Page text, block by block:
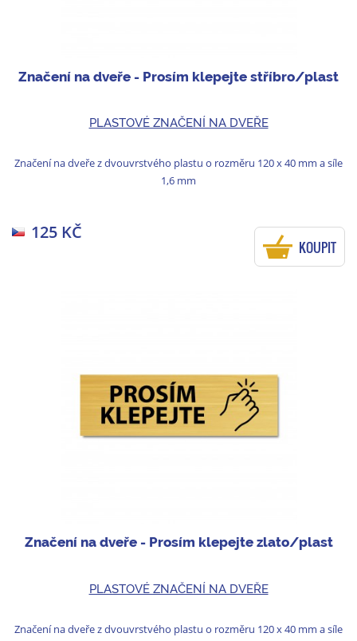
Značení na dveře - Prosím klepejte stříbro/plast
PLASTOVÉ ZNAČENÍ NA DVEŘE
Značení na dveře z dvouvrstvého plastu o rozměru 120 x 40 mm a síle
1,6 mm
125 KČ
KOUPIT
Značení na dveře - Prosím klepejte zlato/plast
PLASTOVÉ ZNAČENÍ NA DVEŘE
Značení na dveře z dvouvrstvého plastu o rozměru 120 x 40 mm a síle